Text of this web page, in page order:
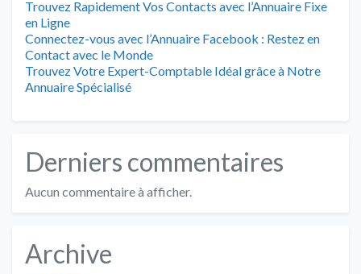
Trouvez Rapidement Vos Contacts avec l’Annuaire Fixe
en Ligne
Connectez-vous avec l’Annuaire Facebook : Restez en
Contact avec le Monde
Trouvez Votre Expert-Comptable Idéal grâce à Notre
Annuaire Spécialisé
Derniers commentaires
Aucun commentaire à afficher.
Archive